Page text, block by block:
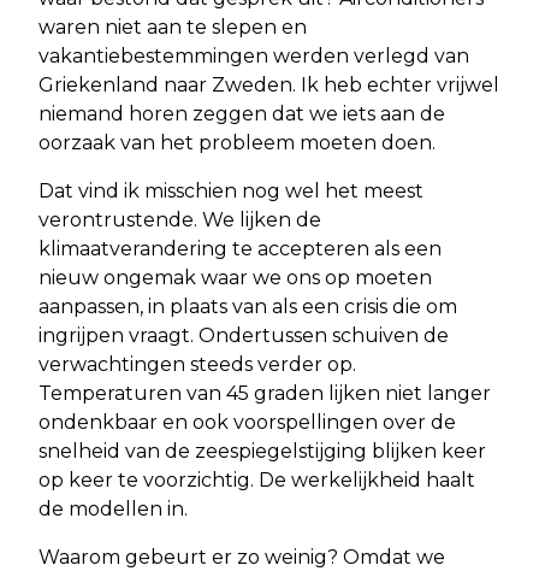
waren niet aan te slepen en
vakantiebestemmingen werden verlegd van
Griekenland naar Zweden. Ik heb echter vrijwel
niemand horen zeggen dat we iets aan de
oorzaak van het probleem moeten doen.
Dat vind ik misschien nog wel het meest
verontrustende. We lijken de
klimaatverandering te accepteren als een
nieuw ongemak waar we ons op moeten
aanpassen, in plaats van als een crisis die om
ingrijpen vraagt. Ondertussen schuiven de
verwachtingen steeds verder op.
Temperaturen van 45 graden lijken niet langer
ondenkbaar en ook voorspellingen over de
snelheid van de zeespiegelstijging blijken keer
op keer te voorzichtig. De werkelijkheid haalt
de modellen in.
Waarom gebeurt er zo weinig? Omdat we